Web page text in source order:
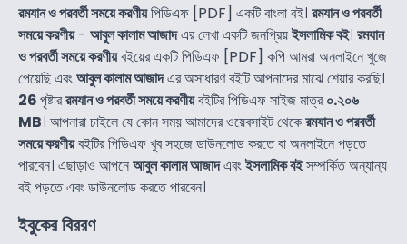
রমযান ও পরবর্তী সময়ে করণীয়পিডিএফ [PDF] একটি বাংলা বই। রমযান ও পরবর্তী
সময়ে করণীয়- আবুল কালাম আজাদএর লেখা একটি জনপ্রিয়ইসলামিক বই। রমযান
ও পরবর্তী সময়ে করণীয়বইয়ের একটি পিডিএফ [PDF] কপি আমরা অনলাইনে খুজে
পেয়েছি এবংআবুল কালাম আজাদএর অসাধারণ বইটি আপনাদের মাঝে শেয়ার করছি।
26পৃষ্টাররমযান ও পরবর্তী সময়ে করণীয়বইটির পিডিএফ সাইজ মাত্র০.২০৬
MB। আপনারা চাইলে যে কোন সময় আমাদের ওয়েবসাইট থেকেরমযান ও পরবর্তী
সময়ে করণীয়বইটির পিডিএফ খুব সহজে ডাউনলোড করতে বা অনলাইনে পড়তে
পারবেন। এছাড়াও আপনেআবুল কালাম আজাদএবংইসলামিক বইসম্পর্কিত অন্যান্য
বই পড়তে এবং ডাউনলোড করতে পারবেন।
ইবুকের বিররণ